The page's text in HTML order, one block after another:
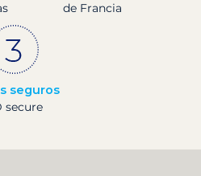
de Francia
seguros
secure